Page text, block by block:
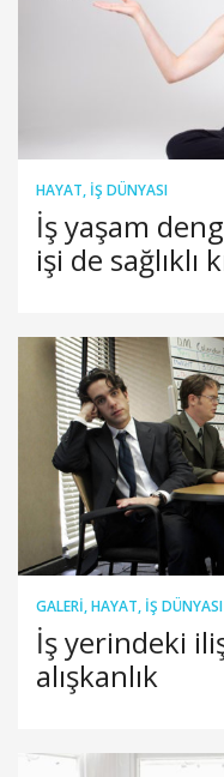
HAYAT, İŞ DÜNYASI
İş yaşam
işi de sağlıklı
GALERI,HAYAT, İŞ DÜNYASI
İş yerindeki
alışkanlık